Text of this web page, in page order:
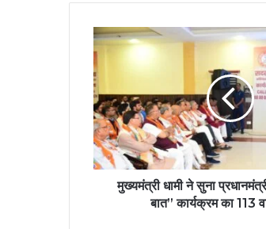
मुख्यमंत्री धामी ने सुना
बात” कार्यक्रम का 113